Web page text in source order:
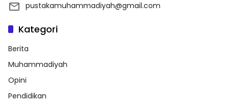
pustakamuhammadiyah@gmail.com
Kategori
Berita
Muhammadiyah
Opini
Pendidikan